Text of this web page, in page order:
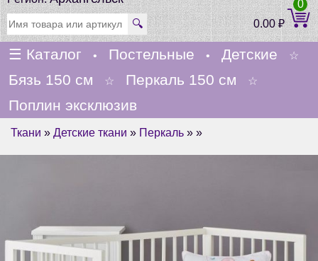
🔍 0.00₽
0
☰ Каталог • Постельные • Детские ☆
Бязь 150 см ☆ Перкаль 150 см ☆
Поплин эксклюзив
Ткани » Детские ткани » Перкаль » »